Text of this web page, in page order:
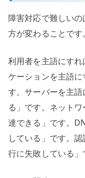
障害対応で難しい
方が変わることです。
利用者を主語にす
ケーションを主語
す。サーバーを主
る」です。ネット
達できる」です。
している」です。
行に失敗している」